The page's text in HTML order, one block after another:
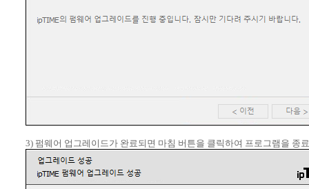
3) 펌웨어 업그레이드가 완료되면 마침 버튼을 클릭하여 프로그램을 종